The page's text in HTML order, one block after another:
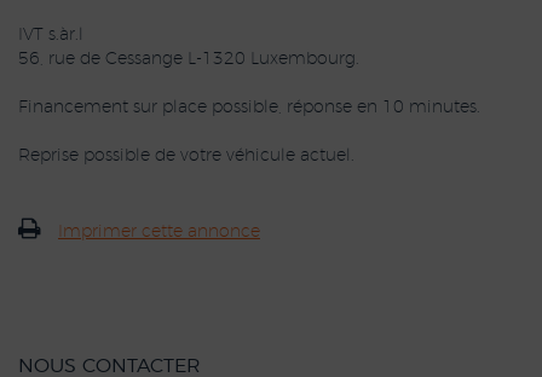
IVT s.àr.l
56, rue de Cessange L-1320 Luxembourg.
Financement sur place possible, réponse en 10 minutes.
Reprise possible de votre véhicule actuel.
Imprimer cette annonce
NOUS CONTACTER